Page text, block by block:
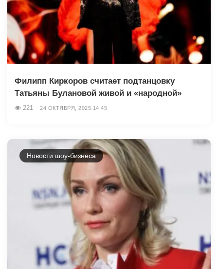
Филипп Киркоров считает подтанцовку
Татьяны Булановой живой и «народной»
221 24 ОКТЯБРЯ, 2025 14:45
Новости шоу-бизнеса